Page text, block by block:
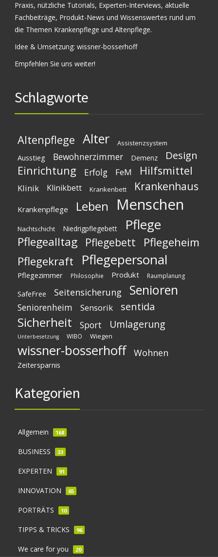
Praxis, nützliche Tutorials, Experten-Interviews, aktuelle
Fachbeiträge, Produkt-News und Wissenswertes rund um
die Themen Krankenpflege und Altenpflege.
Idee & Umsetzung: wissner-bosserhoff
Empfehlen Sie uns weiter!
Schlagworte
Altenpflege Alter Assistenzsystem
Ausstieg Bewohnerzimmer Demenz Design
Einrichtung Erfolg FeM Hilfsmittel
Klinik Klinikbett Krankenbett Krankenhaus
Krankenpflege Leben Menschen
Nachtschicht Niedrigpflegebett Pflege
Pflegealltag Pflegebett
Pflegeheim
Pflegekraft
Pflegepersonal
Pflegezimmer Philosophie Produkt Raumplanung
SafeFree Seitensicherung Senioren
Seniorenheim Sensorik sentida
Sicherheit Sport Umlagerung
Unterbesetzung WIBO Wiegen
wissner-bosserhoff Wohnen
Zeitersparnis
Kategorien
Allgemein 168
BUSINESS 33
EXPERTEN 91
INNOVATION 65
PORTRÄTS 10
TIPPS & TRICKS 96
We care for you 20